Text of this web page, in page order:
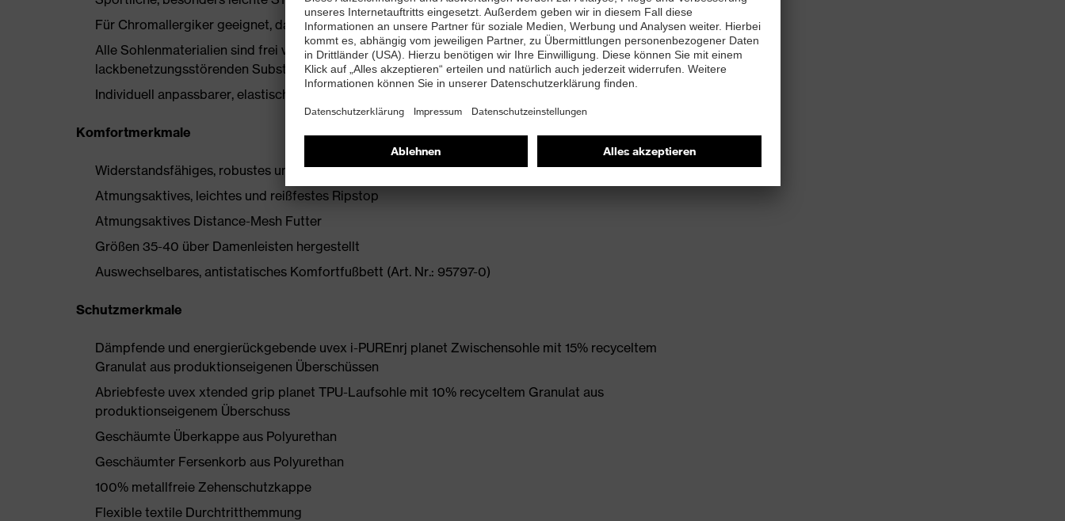
Für Chromallergiker geeignet, da aus synthetischen Materialien gefertigt
Alle Sohlenmaterialien sind frei von Silikonen, Weichmachern und anderen
lackbenetzungsstörenden Substanzen
Individuell anpassbarer, elastischer Senkel mit Schnellarretierung
Komfortmerkmale
Widerstandsfähiges, robustes und flexibles PUtek Obermaterial im Vorfußbereich
Atmungsaktives, leichtes und reißfestes Ripstop
Atmungsaktives Distance-Mesh Futter
Größen 35-40 über Damenleisten hergestellt
Auswechselbares, antistatisches Komfortfußbett (Art. Nr.: 95797-0)
Schutzmerkmale
Dämpfende und energierückgebende uvex i-PUREnrj planet Zwischensohle mit 15% recyceltem
Granulat aus produktionseigenen Überschüssen
Abriebfeste uvex xtended grip planet TPU-Laufsohle mit 10% recyceltem Granulat aus
produktionseigenem Überschuss
Geschäumte Überkappe aus Polyurethan
Geschäumter Fersenkorb aus Polyurethan
100% metallfreie Zehenschutzkappe
Flexible textile Durchtritthemmung